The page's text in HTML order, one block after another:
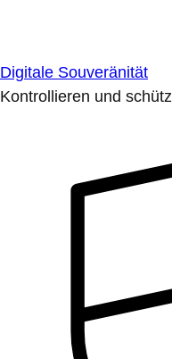
Digitale Souveränität
Kontrollieren und